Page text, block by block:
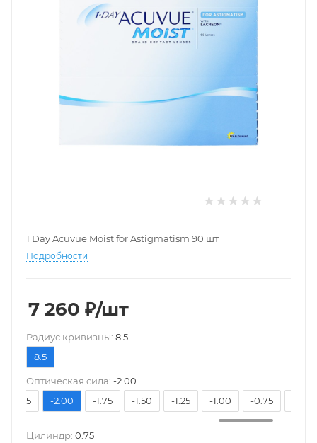
1 Day Acuvue Moist for Astigmatism 90 шт
Подробности
7 260 ₽/шт
Pадиус кривизны: 8.5
8.5
Оптическая сила: -2.00
-2.25
-2.00 -1.75 -1.50 -1.25 -1.00 -0.75
Цилиндр: 0.75